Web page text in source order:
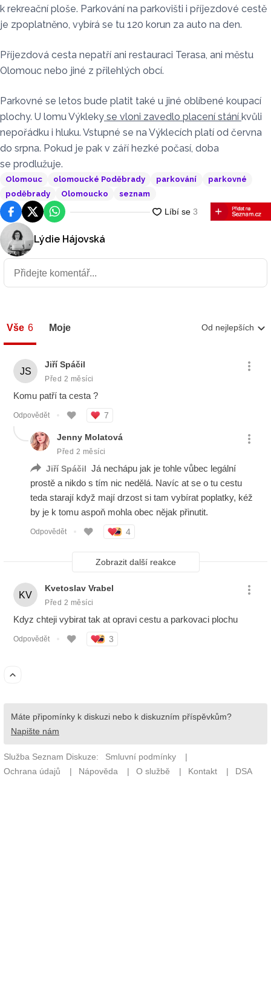
k rekreační ploše. Parkování na parkovišti i příjezdové cestě
je zpoplatněno, vybírá se tu 120 korun za auto na den.
Příjezdová cesta nepatří ani restauraci Terasa, ani městu
Olomouc nebo jiné z přilehlých obcí.
Parkovné se letos bude platit také u jiné oblíbené koupací
plochy. U lomu Výkleky se vloni zavedlo placení stání kvůli
nepořádku i hluku. Vstupné se na Výklecích platí od června
do srpna. Pokud je pak v září hezké počasí, doba
se prodlužuje.
Olomouc olomoucké Poděbrady parkování
parkovné
poděbrady
Olomoucko seznam
FacebookPlatforma X
WhatsApp
Lýdie Hájovská